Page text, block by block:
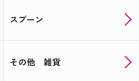
スプーン
その他 雑貨